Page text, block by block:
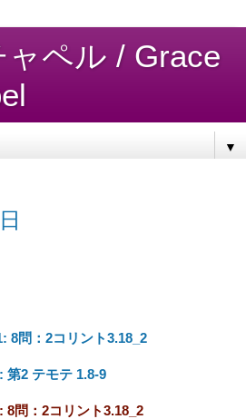
ペル / Grace
▼
8問：2コリント3.18_2
第2 テモテ 1.8-9
8問：2コリント3.18_2